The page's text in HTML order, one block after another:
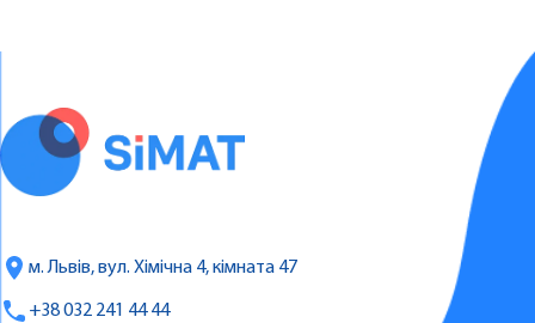
м. Львів, вул. Хімічна 4, кімната 47
+38 032 241 44 44